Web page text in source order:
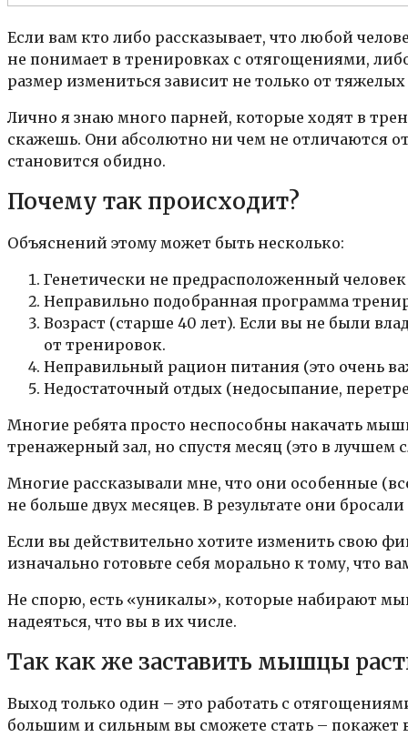
Если вам кто либо рассказывает, что любой
не понимает в тренировках с отягощениями,
размер измениться зависит не только от
Лично я знаю много парней, которые ходят в
скажешь. Они абсолютно ни чем не отличаются
становится обидно.
Почему так происходит?
Объяснений этому может быть несколько:
Генетически не предрасположенный
Неправильно подобранная программа
Возраст (старше 40 лет). Если вы не были
от тренировок.
Неправильный рацион питания (это очень
Недостаточный отдых (недосыпание,
Многие ребята просто неспособны накачать
тренажерный зал, но спустя месяц (это в
Многие рассказывали мне, что они особенные
не больше двух месяцев. В результате они
Если вы действительно хотите изменить свою
изначально готовьте себя морально к тому, что
Не спорю, есть «уникалы», которые набирают
надеяться, что вы в их числе.
Так как же заставить мышцы
Выход только один – это работать с
большим и сильным вы сможете стать – покажет